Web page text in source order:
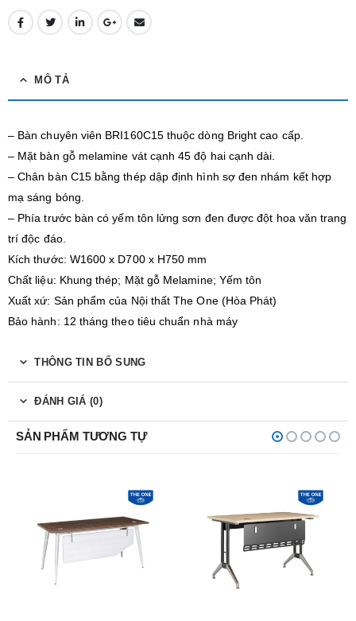
MÔ TẢ
– Bàn chuyên viên BRI160C15 thuộc dòng Bright cao cấp.
– Mặt bàn gỗ melamine vát cạnh 45 độ hai cạnh dài.
– Chân bàn C15 bằng thép dập định hình sợ đen nhám kết hợp
mạ sáng bóng.
– Phía trước bàn có yếm tôn lửng sơn đen được đột hoa văn trang
trí độc đáo.
Kích thước: W1600 x D700 x H750 mm
Chất liệu: Khung thép; Mặt gỗ Melamine; Yếm tôn
Xuất xứ: Sản phẩm của Nội thất The One (Hòa Phát)
Bảo hành: 12 tháng theo tiêu chuẩn nhà máy
THÔNG TIN BỔ SUNG
ĐÁNH GIÁ (0)
SẢN PHẨM TƯƠNG TỰ